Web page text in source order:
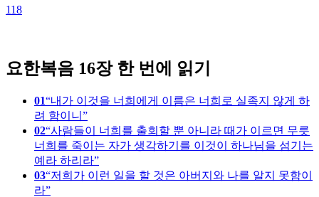
118
요한복음 16장 한 번에 읽기
01 내가 이것을 너희에게 이름은 너희로 실족지 않게 하
려 함이니
02 사람들이 너희를 출회할 뿐 아니라 때가 이르면 무릇
너희를 죽이는 자가 생각하기를 이것이 하나님을 섬기는
예라 하리라
03 저희가 이런 일을 할 것은 아버지와 나를 알지 못함이
라